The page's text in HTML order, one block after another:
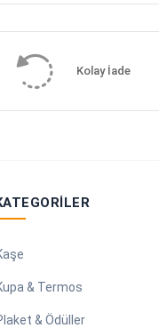
Kolay İade
& Termos
& Ödüller